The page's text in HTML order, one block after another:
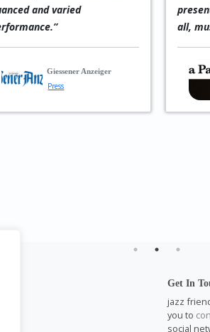
present, rhetorical, and above
all, musical.”
Revista La Panera
Get In
jazz
you to
social